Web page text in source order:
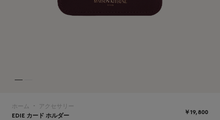
ホーム ▪︎
アクセサリー
EDIE カード ホルダー
￥19,800